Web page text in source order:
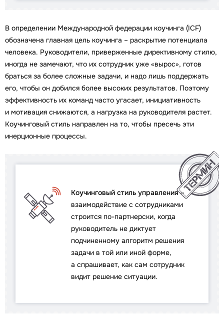
В определении Международной федерации коучинга (ICF)
обозначена главная цель коучинга – раскрытие потенциала
человека. Руководители, приверженные директивному стилю,
иногда не замечают, что их сотрудник уже «вырос», готов
браться за более сложные задачи, и надо лишь поддержать
его, чтобы он добился более высоких результатов. Поэтому
эффективность их команд часто угасает, инициативность
и мотивация снижаются, а нагрузка на руководителя растет.
Коучинговый стиль направлен на то, чтобы пресечь эти
инерционные процессы.
Коучинговый стиль управления–
взаимодействие с сотрудниками
строится по-партнерски, когда
руководитель не диктует
подчиненному алгоритм решения
задачи в той или иной форме,
а спрашивает, как сам сотрудник
видит решение ситуации.